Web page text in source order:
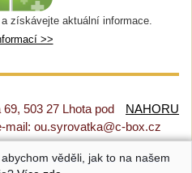
získávejte aktuální informace.
>>
NAHORU
503 27 Lhota pod
mail: ou.syrovatka@c-box.cz
web|Nastavení cookies
věděli, jak to na našem